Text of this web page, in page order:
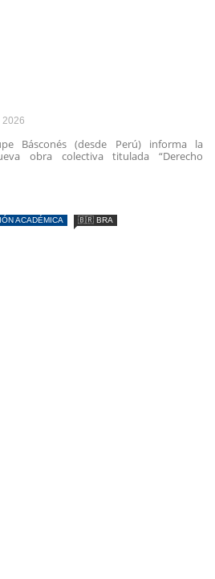
2026
Básconés (desde Perú) informa la
obra colectiva titulada “Derecho
ACADÉMICA 🇧🇷 BRA